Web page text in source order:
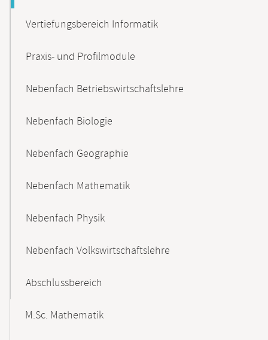
Vertiefungsbereich Informatik
Praxis- und Profilmodule
Nebenfach Betriebswirtschaftslehre
Nebenfach Biologie
Nebenfach Geographie
Nebenfach Mathematik
Nebenfach Physik
Nebenfach Volkswirtschaftslehre
Abschlussbereich
M.Sc. Mathematik